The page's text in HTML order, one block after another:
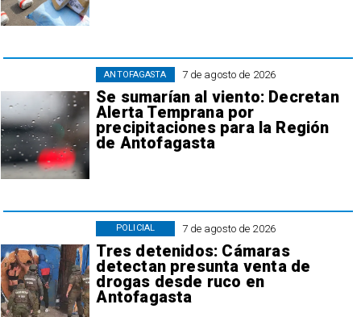
7 de agosto de 2026
Se sumarían al viento: Decretan
Alerta Temprana por
precipitaciones para la Región
de Antofagasta
ANTOFAGASTA
7 de agosto de 2026
Tres detenidos: Cámaras
detectan presunta venta de
drogas desde ruco en
Antofagasta
POLICIAL